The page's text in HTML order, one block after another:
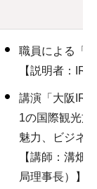
職員による「
【説明者：IR
講演「大阪IR
1の国際観光文
魅力、ビジネ
【講師：溝畑
局理事長）】